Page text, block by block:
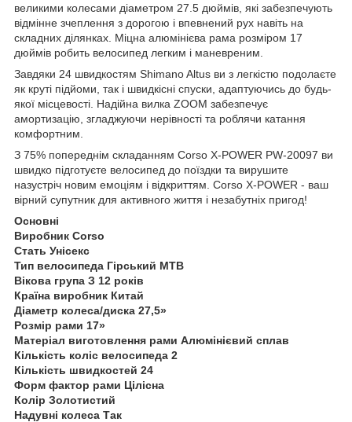
великими колесами діаметром 27.5 дюймів, які забезпечують
відмінне зчеплення з дорогою і впевнений рух навіть на
складних ділянках. Міцна алюмінієва рама розміром 17
дюймів робить велосипед легким і маневреним.
Завдяки 24 швидкостям Shimano Altus ви з легкістю подолаєте
як круті підйоми, так і швидкісні спуски, адаптуючись до будь-
якої місцевості. Надійна вилка ZOOM забезпечує
амортизацію, згладжуючи нерівності та роблячи катання
комфортним.
З 75% попереднім складанням Corso X-POWER PW-20097 ви
швидко підготуєте велосипед до поїздки та вирушите
назустріч новим емоціям і відкриттям. Corso X-POWER - ваш
вірний супутник для активного життя і незабутніх пригод!
Основні
Виробник Corso
Стать Унісекс
Тип велосипеда Гірський MTB
Вікова група З 12 років
Країна виробник Китай
Діаметр колеса/диска 27,5»
Розмір рами 17»
Матеріал виготовлення рами Алюмінієвий сплав
Кількість коліс велосипеда 2
Кількість швидкостей 24
Форм фактор рами Цілісна
Колір Золотистий
Надувні колеса Так